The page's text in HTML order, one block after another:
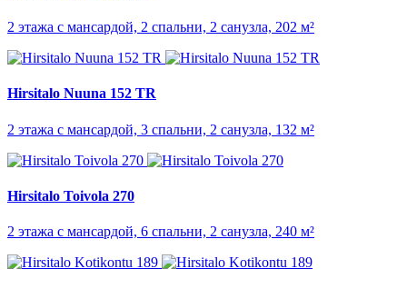
2 этажа с мансардой, 2 спальни, 2 санузла, 202 м²
Hirsitalo Nuuna 152 TR
2 этажа с мансардой, 3 спальни, 2 санузла, 132 м²
Hirsitalo Toivola 270
2 этажа с мансардой, 6 спальни, 2 санузла, 240 м²